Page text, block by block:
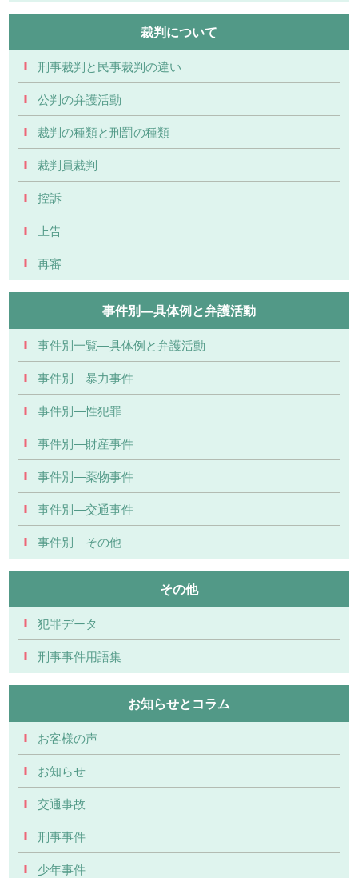
裁判について
刑事裁判と民事裁判の違い
公判の弁護活動
裁判の種類と刑罰の種類
裁判員裁判
控訴
上告
再審
事件別―具体例と弁護活動
事件別一覧―具体例と弁護活動
事件別―暴力事件
事件別―性犯罪
事件別―財産事件
事件別―薬物事件
事件別―交通事件
事件別―その他
その他
犯罪データ
刑事事件用語集
お知らせとコラム
お客様の声
お知らせ
交通事故
刑事事件
少年事件